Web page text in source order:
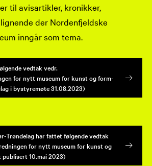
til avisartikler, kronikker,
der Nordenfjeldske
inngår som tema.
vedtak vedr.
for nytt museum for kunst og form-
i bystyremøte 31.08.2023)
Trøndelag har fattet følgende vedtak
for nytt museum for kunst og
10.mai 2023)